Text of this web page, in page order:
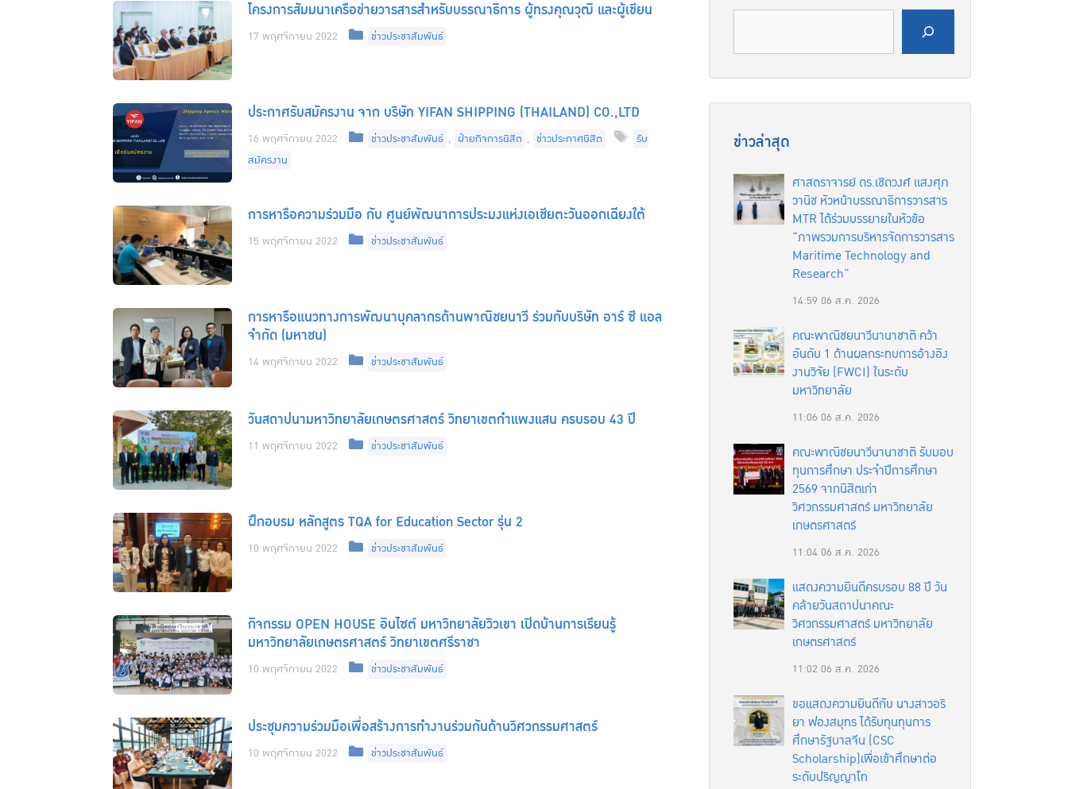
โครงการสัมมนาเครือข่ายวารสารสำหรับบรรณาธิการ ผู้ทรงคุณวุฒิ และผู้เขียน
17 พฤศจิกายน 2022 Categories
ข่าวประชาสัมพันธ์
ประกาศรับสมัครงาน จาก บริษัท YIFAN SHIPPING (THAILAND) CO.,LTD
16 พฤศจิกายน 2022 Categories
ข่าวประชาสัมพันธ์ , ฝ่ายกิจการนิสิต , ข่าวประกาศนิสิต Tags
รับ
สมัครงาน
การหารือความร่วมมือ กับ ศูนย์พัฒนาการประมงแห่งเอเชียตะวันออกเฉียงใต้
15 พฤศจิกายน 2022 Categories
ข่าวประชาสัมพันธ์
การหารือแนวทางการพัฒนาบุคลากรด้านพาณิชยนาวี ร่วมกับบริษัท อาร์ ซี แอล
จำกัด (มหาชน)
14 พฤศจิกายน 2022 Categories
ข่าวประชาสัมพันธ์
วันสถาปนามหาวิทยาลัยเกษตรศาสตร์ วิทยาเขตกำแพงแสน ครบรอบ 43 ปี
11 พฤศจิกายน 2022 Categories
ข่าวประชาสัมพันธ์
ฝึกอบรม หลักสูตร TQA for Education Sector รุ่น 2
10 พฤศจิกายน 2022 Categories
ข่าวประชาสัมพันธ์
กิจกรรม OPEN HOUSE อินไซต์ มหาวิทยาลัยวิวเขา เปิดบ้านการเรียนรู้
มหาวิทยาลัยเกษตรศาสตร์ วิทยาเขตศรีราชา
10 พฤศจิกายน 2022 Categories
ข่าวประชาสัมพันธ์
ประชุมความร่วมมือเพื่อสร้างการทำงานร่วมกันด้านวิศวกรรมศาสตร์
10 พฤศจิกายน 2022 Categories
ข่าวประชาสัมพันธ์
ข่าวล่าสุด
ศาสตราจารย์ ดร.เชิดวงศ์ แสงศุภ
วานิช หัวหน้าบรรณาธิการวารสาร
MTR ได้ร่วมบรรยายในหัวข้อ
“ภาพรวมการบริหารจัดการวารสาร
Maritime Technology and
Research”
14:59 06 ส.ค. 2026
คณะพาณิชยนาวีนานาชาติ คว้า
อันดับ 1 ด้านผลกระทบการอ้างอิง
งานวิจัย (FWCI) ในระดับ
มหาวิทยาลัย
11:06 06 ส.ค. 2026
คณะพาณิชยนาวีนานาชาติ รับมอบ
ทุนการศึกษา ประจำปีการศึกษา
2569 จากนิสิตเก่า
วิศวกรรมศาสตร์ มหาวิทยาลัย
เกษตรศาสตร์
11:0406 ส.ค. 2026
แสดงความยินดีครบรอบ 88 ปี วัน
คล้ายวันสถาปนาคณะ
วิศวกรรมศาสตร์ มหาวิทยาลัย
เกษตรศาสตร์
11:02 06 ส.ค. 2026
ขอแสดงความยินดีกับ นางสาวอริ
ยา ฟองสมุทร ได้รับทุนทุนการ
ศึกษารัฐบาลจีน (CSC
Scholarship)เพื่อเข้าศึกษาต่อ
ระดับปริญญาโท